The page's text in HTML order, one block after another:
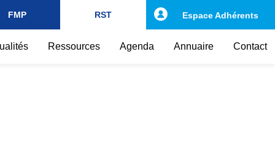
FMP RST
Ressources Agenda Annuaire Contact
Espace Adhérents